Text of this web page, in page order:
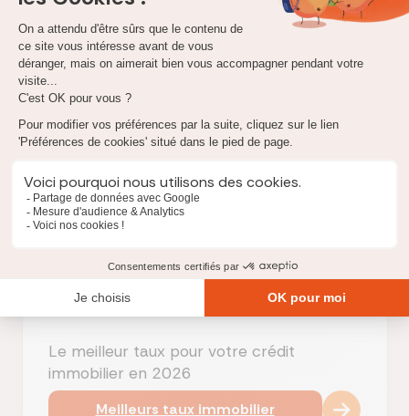
Quelles perspectives pour 2026 ?
Le mouvement initié en 2025 devrait se poursuivre
l'année prochaine. Nous anticipons un marché
logements neufs reste un point de vigilance majeur en
raison de la faiblesse des permis de construire. Pour
les acheteurs, la bonne stratégie est de profiter d'un
marché actif pour négocier les prix de vente, tout en
Le meilleur taux pour votre crédit
immobilier en 2026
Meilleurs taux immobilier